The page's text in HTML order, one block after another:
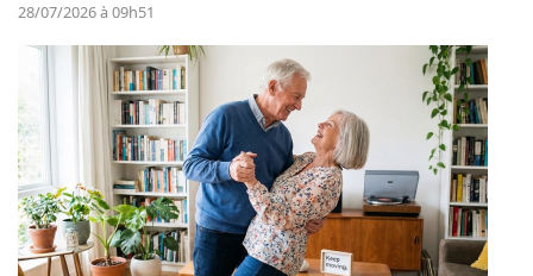
28/07/2026 à 09h51